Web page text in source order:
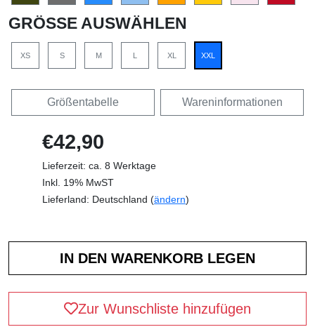
GRÖSSE AUSWÄHLEN
XS S M L XL XXL
Größentabelle Wareninformationen
€42,90
Lieferzeit: ca. 8 Werktage
Inkl. 19% MwST
Lieferland: Deutschland (ändern)
Zur Wunschliste hinzufügen